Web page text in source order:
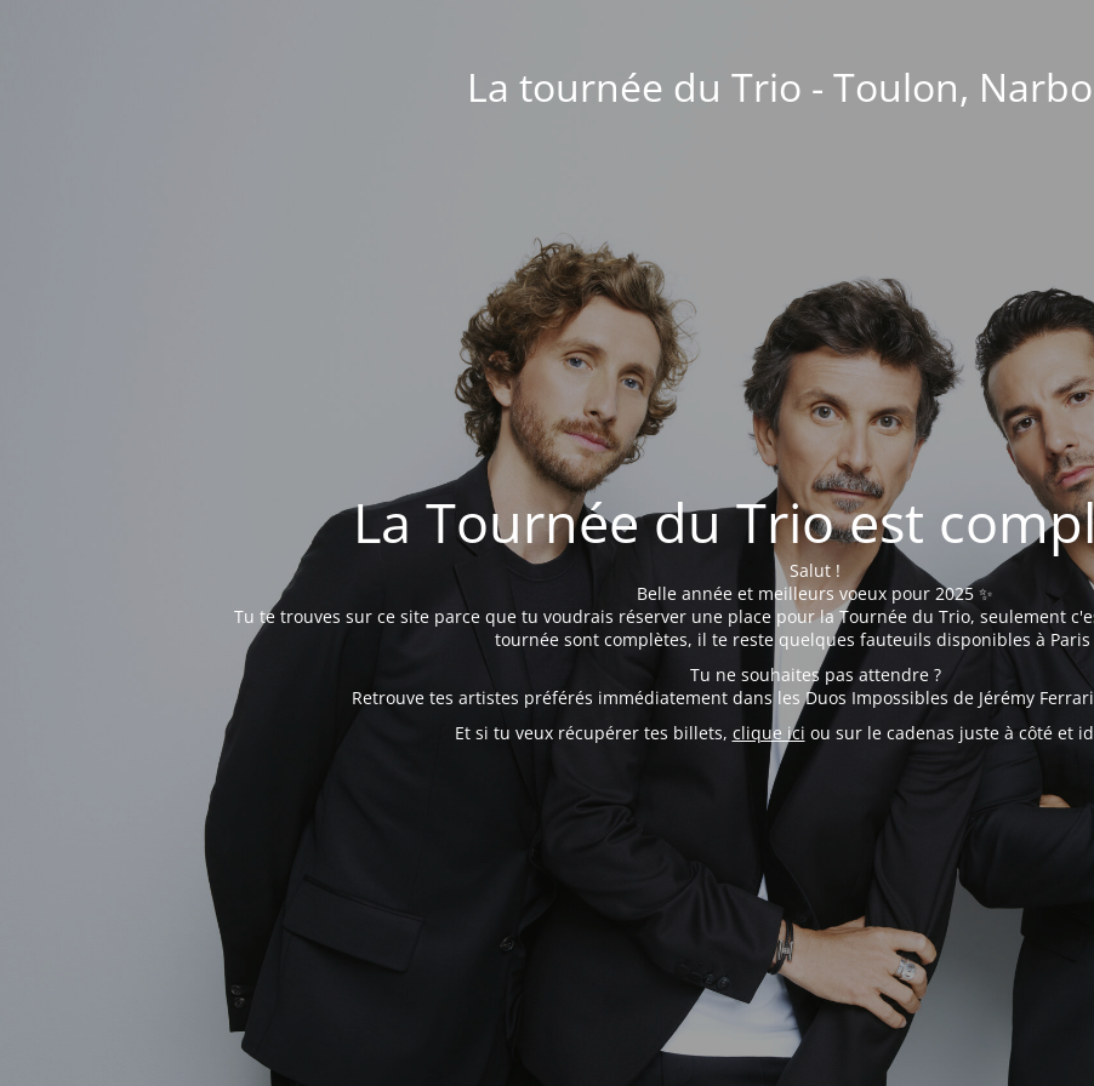
La tournée du Trio - Toulon,
La Tournée du Trio est
Salut !
Belle année et meilleurs voeux pour 2025 ✨
Tu te trouves sur ce site parce que tu voudrais réserver une place pour la Tournée du Trio, seulement
tournée sont complètes, il te reste quelques fauteuils disponibles à Paris
Tu ne souhaites pas attendre ?
Retrouve tes artistes préférés immédiatement dans les Duos Impossibles de Jérémy
Et si tu veux récupérer tes billets, clique ici ou sur le cadenas juste à côté et